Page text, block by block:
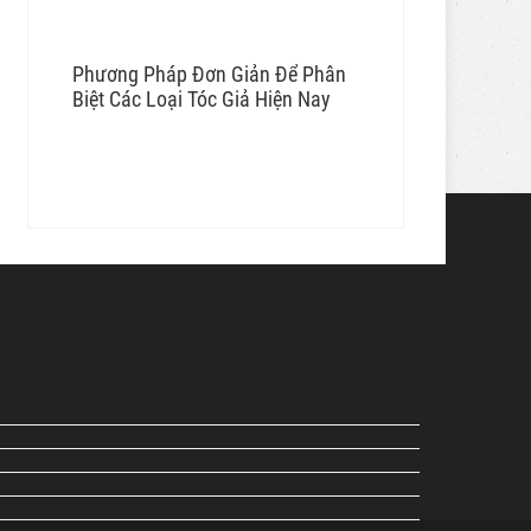
Phương Pháp Đơn Giản Để Phân
Biệt Các Loại Tóc Giả Hiện Nay